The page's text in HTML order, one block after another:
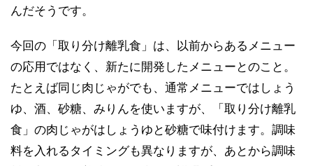
んだそうです。
今回の「取り分け離乳食」は、以前からあるメニュー
の応用ではなく、新たに開発したメニューとのこと。
たとえば同じ肉じゃがでも、通常メニューではしょう
ゆ、酒、砂糖、みりんを使いますが、「取り分け離乳
食」の肉じゃがはしょうゆと砂糖で味付けます。調味
料を入れるタイミングも異なりますが、あとから調味